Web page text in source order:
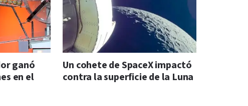
ganó
en el
Un cohete de SpaceX impactó
contra la superficie de la Luna